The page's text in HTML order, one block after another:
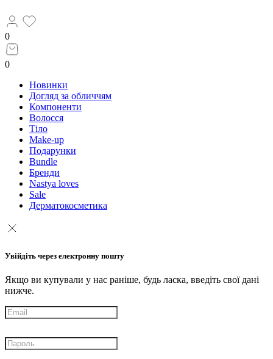
0
0
Новинки
Догляд за обличчям
Компоненти
Волосся
Тіло
Make-up
Подарунки
Bundle
Бренди
Nastya loves
Sale
Дерматокосметика
Увійдіть через електронну пошту
Якщо ви купували у нас раніше, будь ласка, введіть свої дані
нижче.